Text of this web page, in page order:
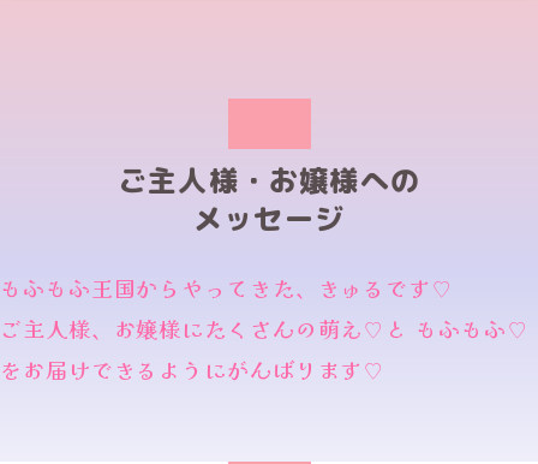
ご主人様・お嬢様への
メッセージ
もふもふ王国からやってきた、きゅるです♡
ご主人様、お嬢様にたくさんの萌え♡と もふもふ♡
をお届けできるようにがんばります♡